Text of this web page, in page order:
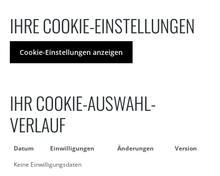
IHRE COOKIE-EINSTELLUNGEN
Cookie-Einstellungen anzeigen
IHR COOKIE-AUSWAHL-
VERLAUF
Datum Einwilligungen Änderungen
Version
Keine Einwilligungsdaten